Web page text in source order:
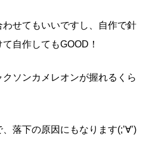
せてもいいですし、自作で針
自作してもGOOD！
ソンカメレオンが握れるくら
落下の原因にもなります(;’∀’)